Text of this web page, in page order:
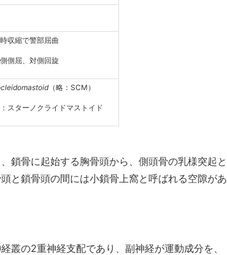
収縮で警部屈曲
側屈、対側回旋
（略：SCM）
スターノクライドマストイド
鎖骨に起始する胸骨頭から、側頭骨の乳様突起と
と鎖骨頭の間には小鎖骨上窩と呼ばれる空隙があ
叢の2重神経支配であり、副神経が運動成分を、